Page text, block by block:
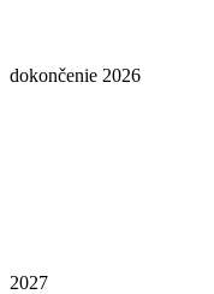
dokončenie 2026
2027